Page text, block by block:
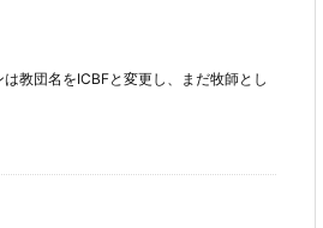
教団名をICBFと変更し、まだ牧師とし